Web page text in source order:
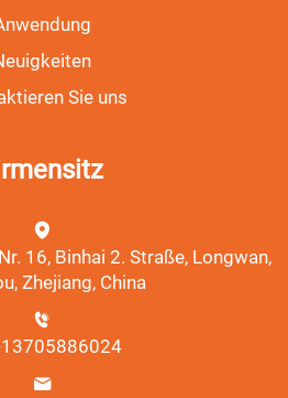
Sie uns
16, Binhai 2. Straße, Longwan,
Zhejiang, China